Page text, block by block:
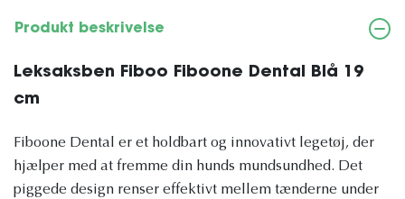
Produkt beskrivelse
Leksaksben Fiboo Fiboone Dental Blå 19
cm
Fiboone Dental er et holdbart og innovativt legetøj, der
hjælper med at fremme din hunds mundsundhed. Det
piggede design renser effektivt mellem tænderne under